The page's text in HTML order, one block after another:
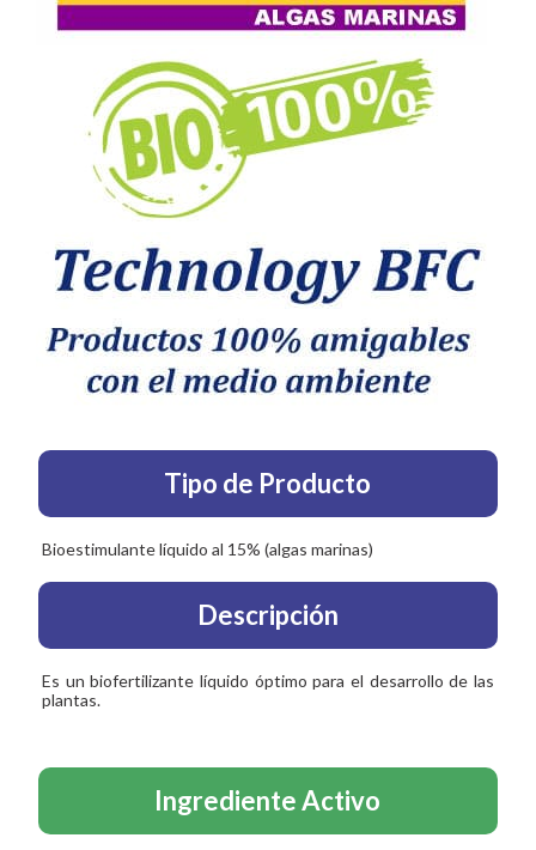
Tipo de Producto
Bioestimulante líquido al 15% (algas marinas)
Descripción
Es un biofertilizante líquido óptimo para el desarrollo de las
plantas.
Ingrediente Activo